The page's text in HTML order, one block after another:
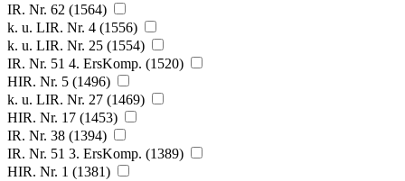
IR. Nr. 62 (1564)
k. u. LIR. Nr. 4 (1556)
k. u. LIR. Nr. 25 (1554)
IR. Nr. 51 4. ErsKomp. (1520)
HIR. Nr. 5 (1496)
k. u. LIR. Nr. 27 (1469)
HIR. Nr. 17 (1453)
IR. Nr. 38 (1394)
IR. Nr. 51 3. ErsKomp. (1389)
HIR. Nr. 1 (1381)